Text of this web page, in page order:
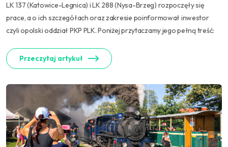
LK 137 (Katowice-Legnica) i LK 288 (Nysa-Brzeg) rozpoczęły się
prace, a o ich szczegółach oraz zakresie poinformował inwestor
czyli opolski oddział PKP PLK. Poniżej przytaczamy jego pełną treść:
Przeczytaj artykuł